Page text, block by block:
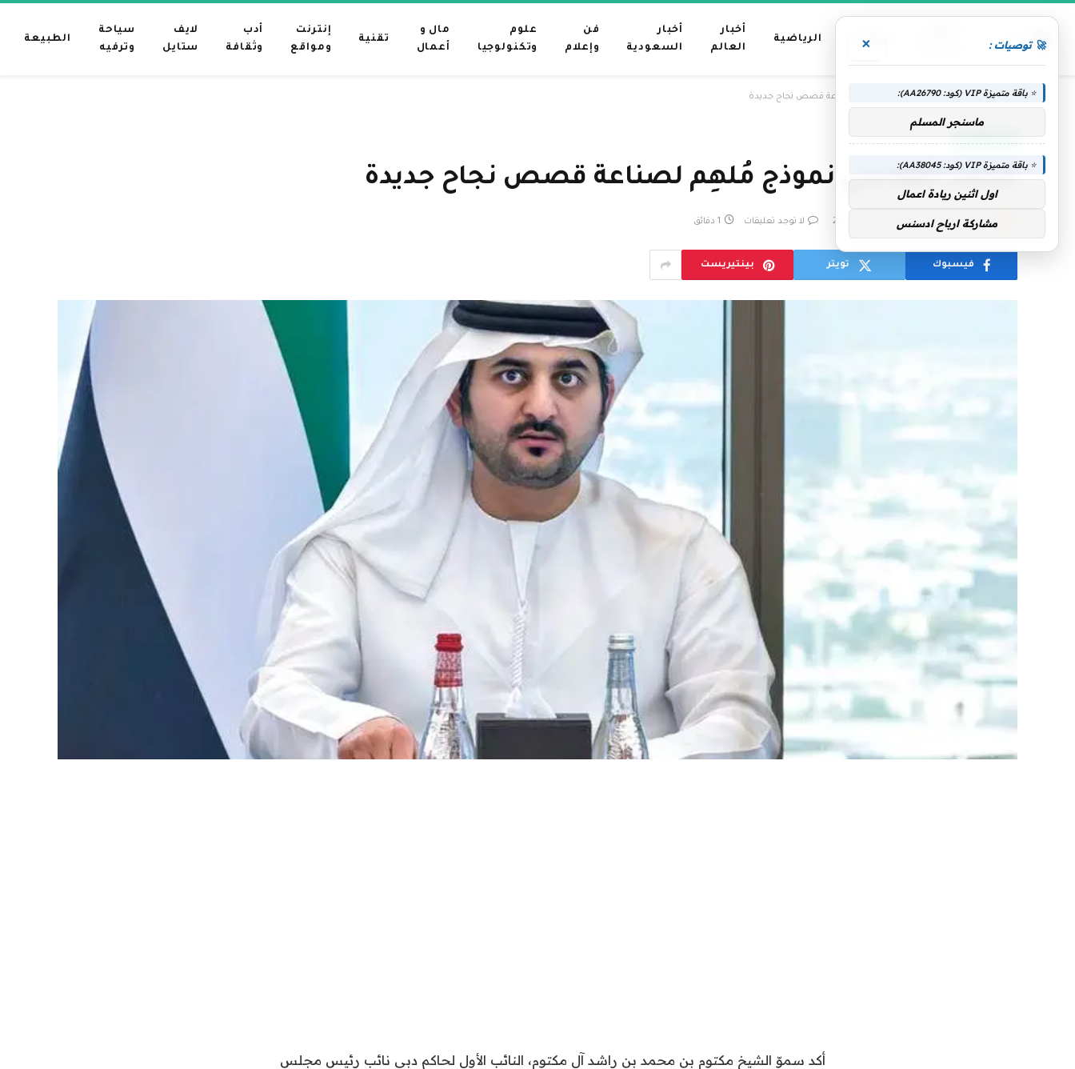
منوعات الرياضية
أخبار
العالم
أخبار
السعودية
فن
وإعلام
علوم
وتكنولوجيا
مال و
أعمال
تقنية
إنترنت
ومواقع
أدب
وثقافة
لايف
ستايل
سياحة
وترفيه
الطبيعة
الرئيسية » محمد الفلاسي نموذج مُلهِم لصناعة قصص نجاح جديدة
الإمارات اليوم
محمد الفلاسي نموذج مُلهِم لصناعة قصص نجاح جديدة
بواسطة فريق التحرير لا توجد تعليقات 1 دقائق
فيسبوك تويتر بينتيريست
أكد سموّ الشيخ مكتوم بن محمد بن راشد آل مكتوم، النائب الأول لحاكم دبي نائب رئيس مجلس
🚀 توصيات : ×
⭐ باقة متميزة VIP (كود: AA26790):
ماسنجر المسلم
⭐ باقة متميزة VIP (كود: AA38045):
اول اثنين ريادة اعمال
مشاركة ارباح ادسنس